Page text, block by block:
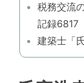
税務交流
記録6817
建築士「